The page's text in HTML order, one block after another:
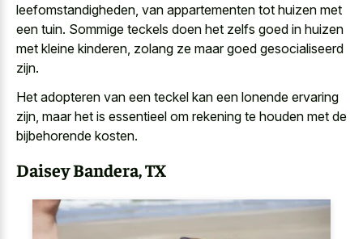
leefomstandigheden, van appartementen tot huizen met
een tuin. Sommige teckels doen het zelfs goed in huizen
met kleine kinderen, zolang ze maar goed gesocialiseerd
zijn.
Het adopteren van een teckel kan een lonende ervaring
zijn, maar het is essentieel om rekening te houden met de
bijbehorende kosten.
Daisey Bandera, TX